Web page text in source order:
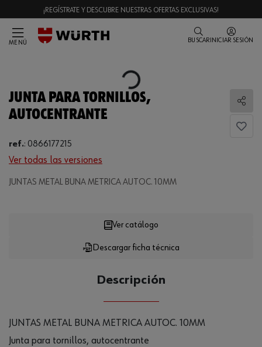
¡REGÍSTRATE Y DESCUBRE NUESTRAS OFERTAS EXCLUSIVAS!
MENÚ BUSCAR INICIAR SESIÓN
Loading...
JUNTA PARA TORNILLOS,
AUTOCENTRANTE
ref.: 0866177215
Ver todas las versiones
JUNTAS METAL BUNA METRICA AUTOC. 10MM
Loading...
Descargar ficha técnica
Ver catálogo
Descripción
JUNTAS METAL BUNA METRICA AUTOC. 10MM
Junta para tornillos, autocentrante